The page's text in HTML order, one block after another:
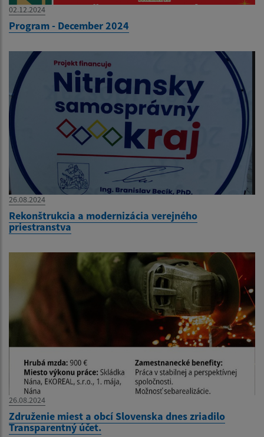
02.12.2024
Program - December 2024
26.08.2024
Rekonštrukcia a modernizácia verejného
priestranstva
26.08.2024
Združenie miest a obcí Slovenska dnes zriadilo
Transparentný účet.